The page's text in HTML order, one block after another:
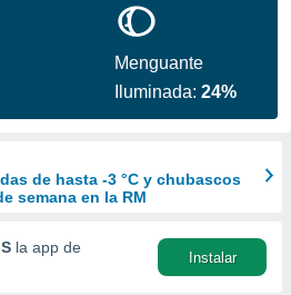
Menguante
Iluminada:24%
de hasta -3 °C y chubascos
semana en la RM
la app de
Instalar